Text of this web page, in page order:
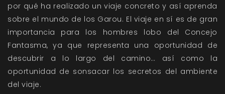
por qué ha realizado un viaje concreto y así aprenda
sobre el mundo de los Garou. El viaje en sí es de gran
importancia para los hombres lobo del Concejo
Fantasma, ya que representa una oportunidad de
descubrir a lo largo del camino… así como la
oportunidad de sonsacar los secretos del ambiente
del viaje.